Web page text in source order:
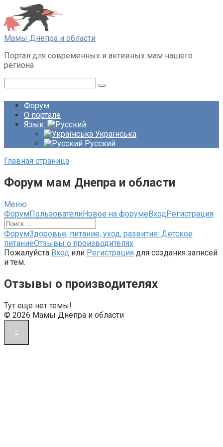
Перейти
к
контенту
Мамы Днепра и области
Портал для современных и активных мам нашего
региона
Форум
О портале
Язык:
Українська
Русский
Главная страница
Форум мам Днепра и области
Меню
Навигация
Форума
ФорумПользователиНовое на форумеВходРегистрация
Форум
breadcrumbs
-
Вы
ФорумЗдоровье, питание, уход, развитие: Детское
питаниеОтзывы о производителях
Пожалуйста Вход или Регистрация для создания записей
и тем.
Отзывы о производителях
Тут еще нет темы!
© 2026 Мамы Днепра и области